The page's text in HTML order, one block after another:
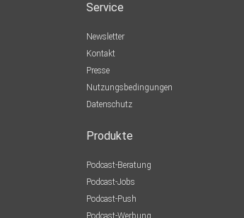
Service
Newsletter
Kontakt
Presse
Nutzungsbedingungen
Datenschutz
Produkte
Podcast-Beratung
Podcast-Jobs
Podcast-Push
Podcast-Werbung